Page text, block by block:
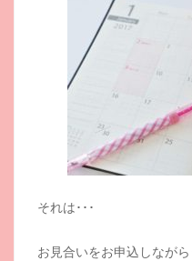
それは･･･
お見合いをお申込しながら